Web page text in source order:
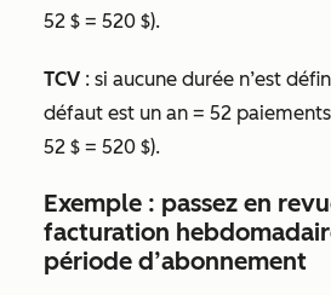
52 $ = 520 $).
TCV : si aucune durée n’est
défaut est un an = 52
52 $ = 520 $).
Exemple : passez en
facturation
période d’abonnement